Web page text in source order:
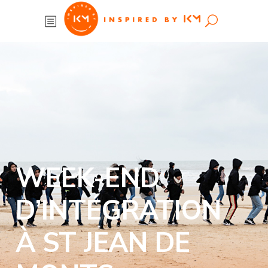
WEEK-END
D’INTÉGRATION
À ST JEAN DE